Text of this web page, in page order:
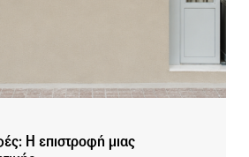
Η επιστροφή μιας